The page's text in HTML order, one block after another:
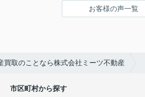
お客様の声一覧
買取のことなら株式会社ミーツ不動産
市区町村から探す